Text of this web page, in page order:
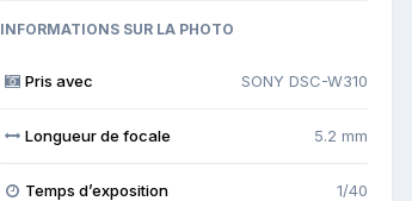
INFORMATIONS SUR LA PHOTO
Pris avec SONY DSC-W310
Longueur de focale 5.2 mm
Temps d’exposition 1/40